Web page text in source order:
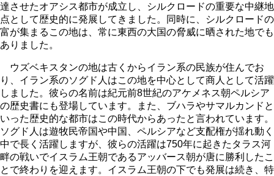
達させたオアシス都市が成立し、シルクロードの重要な中継地
点として歴史的に発展してきました。同時に、シルクロードの
富が集まるこの地は、常に東西の大国の脅威に晒された地でも
ありました。
ウズベキスタンの地は古くからイラン系の民族が住んでお
り、イラン系のソグド人はこの地を中心として商人として活躍
しました。彼らの名前は紀元前8世紀のアケメネス朝ペルシア
の歴史書にも登場しています。また、ブハラやサマルカンドと
いった歴史的な都市はこの時代からあったと言われています。
ソグド人は遊牧民帝国や中国、ペルシアなど支配権が揺れ動く
中で長く活躍しますが、彼らの活躍は750年に起きたタラス河
畔の戦いでイスラム王朝であるアッバース朝が唐に勝利したこ
とで終わりを迎えます。イスラム王朝の下でも発展は続き、特